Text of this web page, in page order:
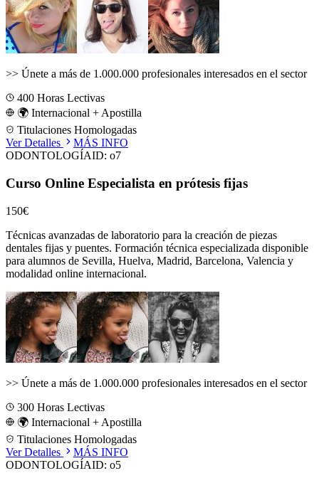
>> Únete a más de 1.000.000 profesionales interesados en el sector
400 Horas Lectivas
🌍 Internacional + Apostilla
Titulaciones Homologadas
Ver Detalles
MÁS INFO
ODONTOLOGÍAID: o7
Curso Online Especialista en prótesis fijas
150€
Técnicas avanzadas de laboratorio para la creación de piezas
dentales fijas y puentes. Formación técnica especializada disponible
para alumnos de Sevilla, Huelva, Madrid, Barcelona, Valencia y
modalidad online internacional.
>> Únete a más de 1.000.000 profesionales interesados en el sector
300 Horas Lectivas
🌍 Internacional + Apostilla
Titulaciones Homologadas
Ver Detalles
MÁS INFO
ODONTOLOGÍAID: o5